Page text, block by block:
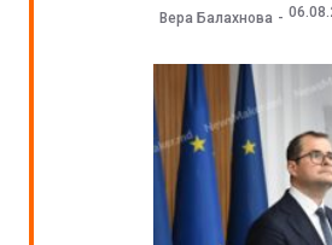
Вера Балахнова